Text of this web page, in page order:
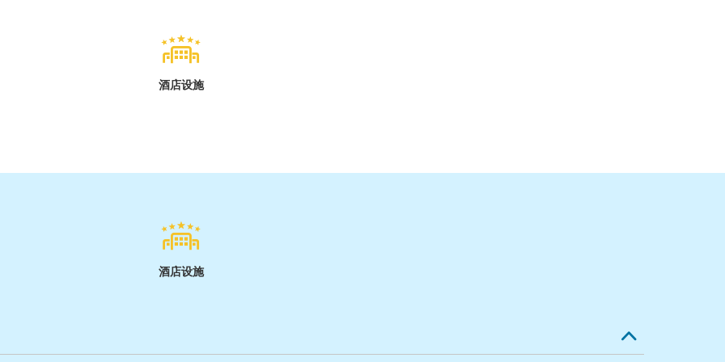
酒店设施
酒店设施